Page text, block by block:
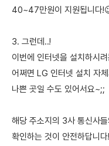
40~47만원이 지원됩니다
3. 그런데..!
이번에 인터넷을 설치하시
어쩌면 LG 인터넷 설치 자
나쁜 곳일 수도 있어서요~;;
해당 주소지의 3사 통신사
확인하는 것이 안전하답니